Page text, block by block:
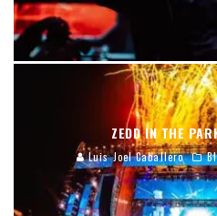
ZEDD IN THE
Luis Joel Caballero